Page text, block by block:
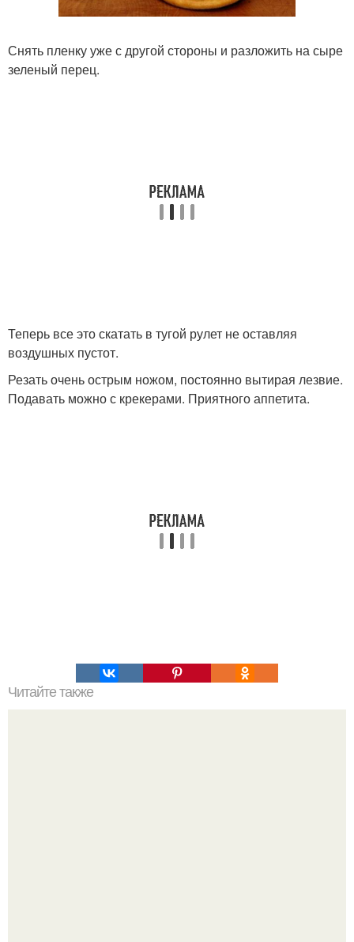
Снять пленку уже с другой стороны и разложить на сыре
зеленый перец.
Теперь все это скатать в тугой рулет не оставляя
воздушных пустот.
Резать очень острым ножом, постоянно вытирая лезвие.
Подавать можно с крекерами. Приятного аппетита.
Читайте также